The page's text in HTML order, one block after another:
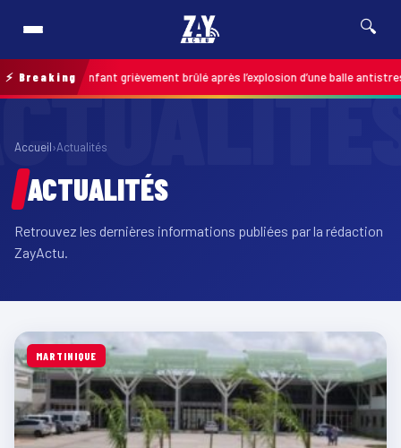
🔍
⚡ Breaking
: un enfant grièvement brûlé après l’explosion d’une balle antistress
Accueil›Actualités
ACTUALITÉS
Retrouvez les dernières informations publiées par la rédaction
ZayActu.
MARTINIQUE